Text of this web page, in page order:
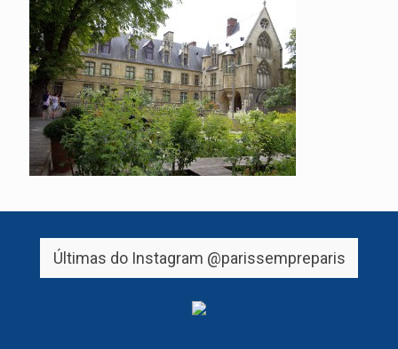
Últimas do Instagram @parissempreparis